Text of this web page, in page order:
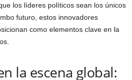
los líderes políticos sean los únicos
futuro, estos innovadores
como elementos clave en la
la escena global: